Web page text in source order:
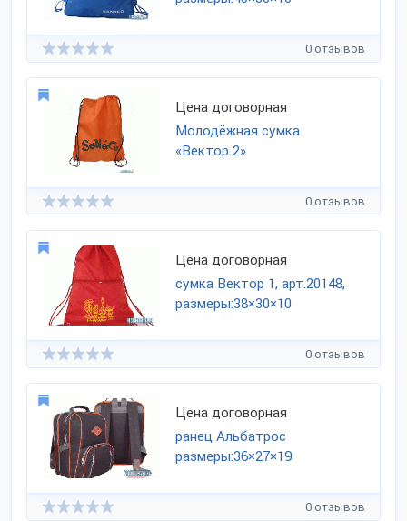
0 отзывов
Цена договорная
Молодёжная сумка
«Вектор 2»
0 отзывов
Цена договорная
сумка Вектор 1, арт.20148,
размеры:38×30×10
0 отзывов
Цена договорная
ранец Альбатрос
размеры:36×27×19
0 отзывов